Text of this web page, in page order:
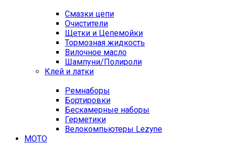
Смазки цепи
Очистители
Щетки и Цепемойки
Тормозная жидкость
Вилочное масло
Шампуни/Полироли
Клей и латки
Ремнаборы
Бортировки
Бескамерные наборы
Герметики
Велокомпьютеры Lezyne
МОТО